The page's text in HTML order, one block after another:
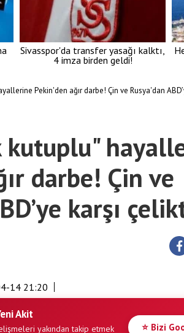
Sivasspor'da transfer yasağı kalktı,
4 imza birden geldi!
Pekin'den ağır darbe! Çin ve Rusya'dan
kutuplu"
darbe! Çin ve
karşı
14 21:20
Akit
yakından takip etmek
⭐ Bizi